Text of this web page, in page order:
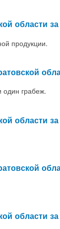
области
продукции.
один грабеж.
области
области